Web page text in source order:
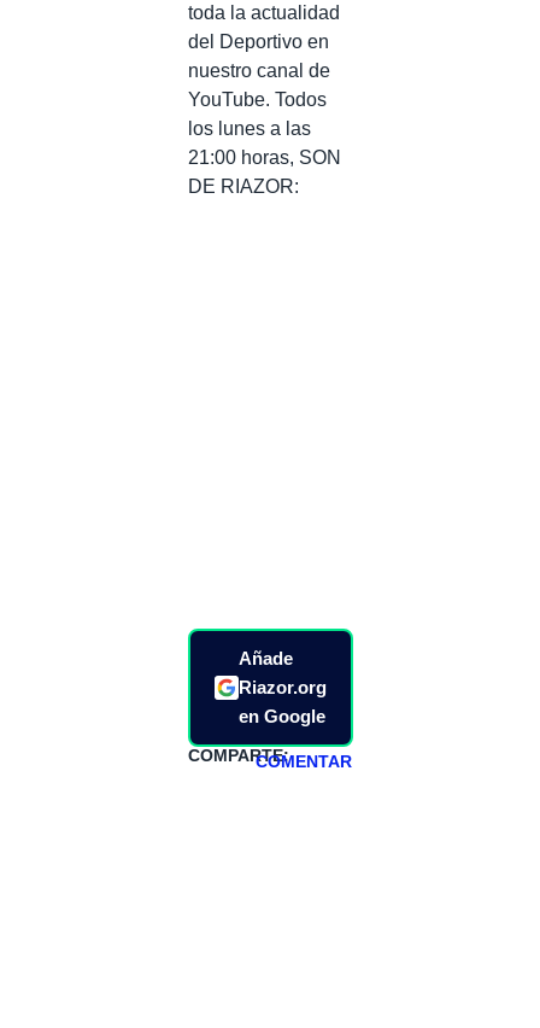
toda la actualidad
del Deportivo en
nuestro canal de
YouTube. Todos
los lunes a las
21:00 horas, SON
DE RIAZOR:
Añade
Riazor.org
en Google
COMPARTE:COMENTAR